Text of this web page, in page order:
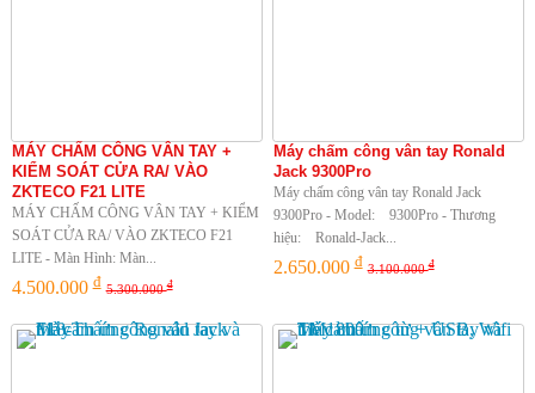
MÁY CHẤM CÔNG VÂN TAY +
KIỂM SOÁT CỬA RA/ VÀO
ZKTECO F21 LITE
MÁY CHẤM CÔNG VÂN TAY + KIỂM
SOÁT CỬA RA/ VÀO ZKTECO F21
LITE - Màn Hình: Màn...
4.500.000đ 5.300.000đ
Máy chấm công vân tay Ronald
Jack 9300Pro
Máy chấm công vân tay Ronald Jack
9300Pro - Model: 9300Pro - Thương
hiệu: Ronald-Jack...
2.650.000đ 3.100.000đ